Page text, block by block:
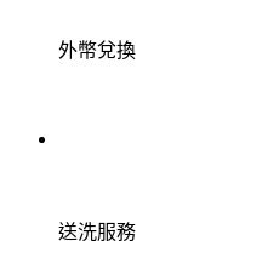
外幣兌換
送洗服務